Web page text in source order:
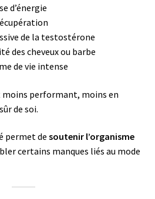
d’énergie
de la testostérone
des cheveux ou barbe
de vie intense
performant, moins en
de soi.
permet de soutenir l’organisme
certains manques liés au mode